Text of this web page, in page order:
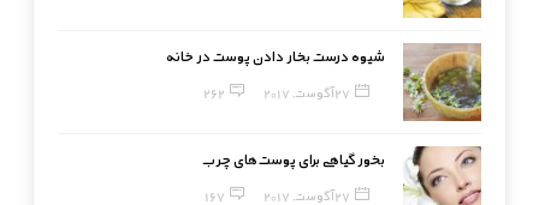
شیوه درست بخار دادن پوست در خانه
27 آگوست, 2017 262
بخور گیاهی برای پوست‌های چرب
27 آگوست, 2017 167